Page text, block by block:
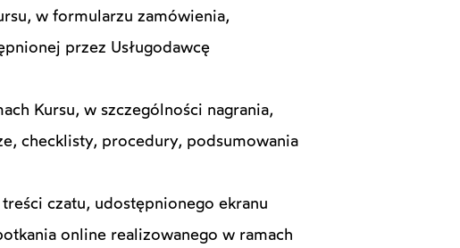
w formularzu zamówienia,
przez Usługodawcę
Kursu, w szczególności nagrania,
checklisty, procedury, podsumowania
czatu, udostępnionego ekranu
online realizowanego w ramach